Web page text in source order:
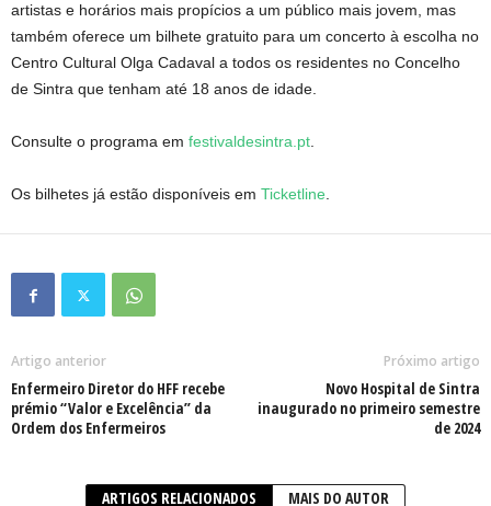
artistas e horários mais propícios a um público mais jovem, mas
também oferece um bilhete gratuito para um concerto à escolha no
Centro Cultural Olga Cadaval a todos os residentes no Concelho
de Sintra que tenham até 18 anos de idade.
Consulte o programa em festivaldesintra.pt.
Os bilhetes já estão disponíveis em Ticketline.
Artigo anterior
Enfermeiro Diretor do HFF recebe
prémio “Valor e Excelência” da
Ordem dos Enfermeiros
Próximo artigo
Novo Hospital de Sintra
inaugurado no primeiro semestre
de 2024
ARTIGOS RELACIONADOS MAIS DO AUTOR